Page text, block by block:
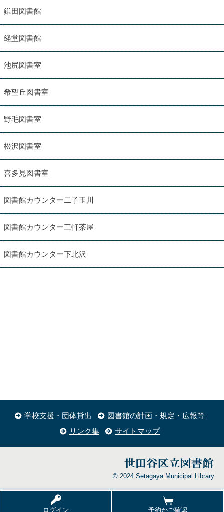
ログイン 予約かご確認
鎌田図書館
経堂図書館
池尻図書室
希望丘図書室
野毛図書室
松沢図書室
喜多見図書室
図書館カウンター二子玉川
図書館カウンター三軒茶屋
図書館カウンター下北沢
学校支援・団体貸出
図書館の計画・規定・広報等
リンク集
サイトマップ
© 2024 Setagaya Municipal Library